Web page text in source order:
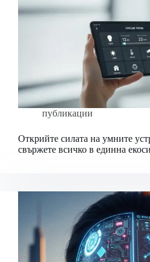
публикации
Открийте силата на умните
свържете всичко в единна